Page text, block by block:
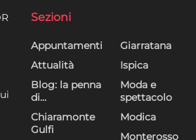
Sezioni
Appuntamenti
Attualità
Blog: la penna
di…
Chiaramonte
Gulfi
Giarratana
Ispica
Moda e
spettacolo
Modica
Monterosso